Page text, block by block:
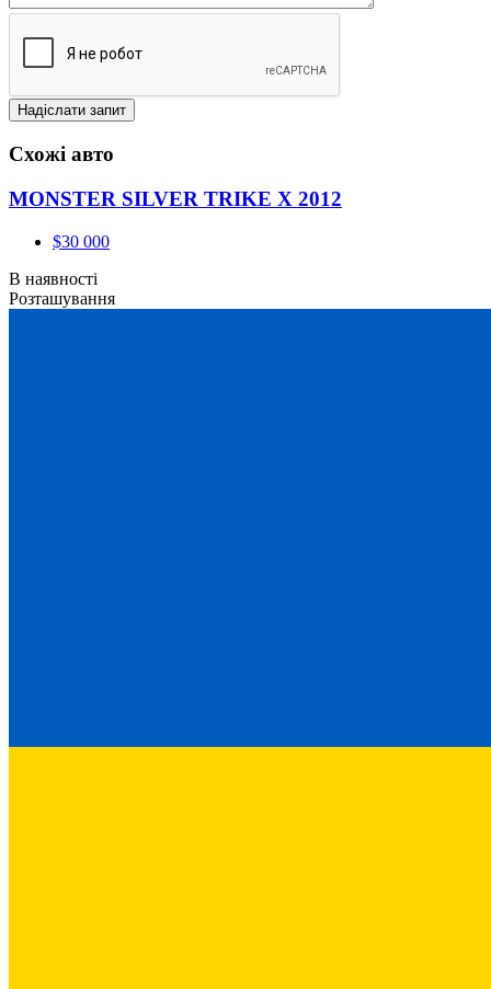
Схожі авто
MONSTER SILVER TRIKE X 2012
$30 000
В наявності
Розташування